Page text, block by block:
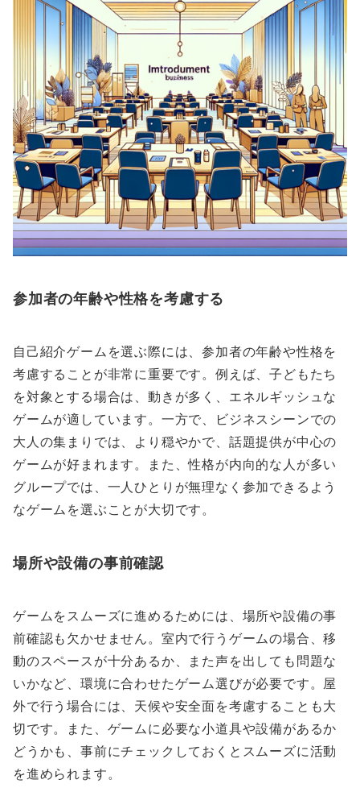
参加者の年齢や性格を考慮する
自己紹介ゲームを選ぶ際には、参加者の年齢や性格を
考慮することが非常に重要です。例えば、子どもたち
を対象とする場合は、動きが多く、エネルギッシュな
ゲームが適しています。一方で、ビジネスシーンでの
大人の集まりでは、より穏やかで、話題提供が中心の
ゲームが好まれます。また、性格が内向的な人が多い
グループでは、一人ひとりが無理なく参加できるよう
なゲームを選ぶことが大切です。
場所や設備の事前確認
ゲームをスムーズに進めるためには、場所や設備の事
前確認も欠かせません。室内で行うゲームの場合、移
動のスペースが十分あるか、また声を出しても問題な
いかなど、環境に合わせたゲーム選びが必要です。屋
外で行う場合には、天候や安全面を考慮することも大
切です。また、ゲームに必要な小道具や設備があるか
どうかも、事前にチェックしておくとスムーズに活動
を進められます。